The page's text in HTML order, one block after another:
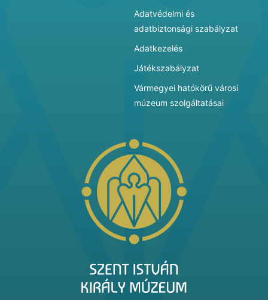
Adatvédelmi és
adatbiztonsági szabályzat
Adatkezelés
Játékszabályzat
Vármegyei hatókörű városi
múzeum szolgáltatásai